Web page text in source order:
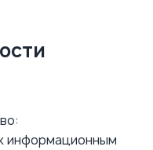
информационным